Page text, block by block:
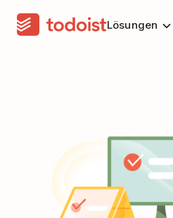
Lösungen